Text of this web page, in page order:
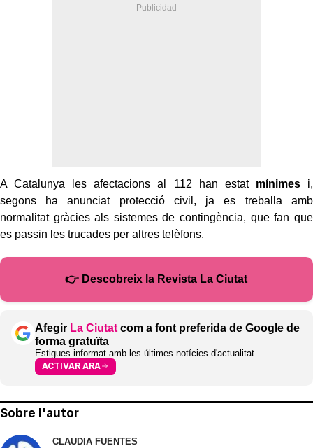
A Catalunya les afectacions al 112 han estat mínimesi,
segons ha anunciat protecció civil, ja es treballa amb
normalitat gràcies als sistemes de contingència, que fan que
es passin les trucades per altres telèfons.
👉 Descobreix la Revista La Ciutat
Afegir La Ciutat com a font preferida de Google de
forma gratuïta
Estigues informat amb les últimes notícies d'actualitat
ACTIVAR ARA
Sobre l'autor
CLAUDIA FUENTES